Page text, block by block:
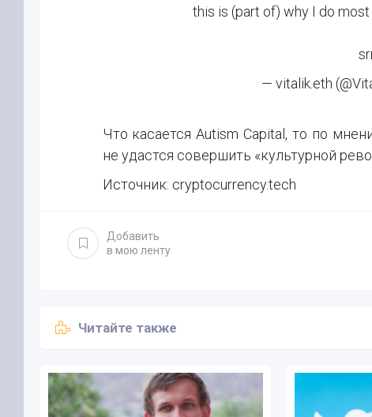
this is (part of) why I do
— vitalik.eth
Что касается Autism Capital, то по
не удастся совершить «культурной
Источник: cryptocurrency.tech
Добавить
в мою ленту
Читайте также